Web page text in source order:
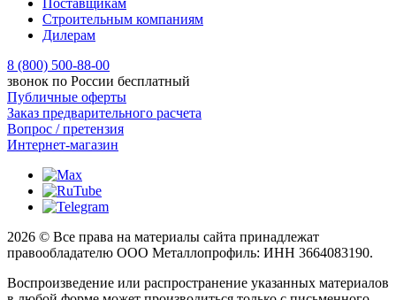
Строительным компаниям
Дилерам
8 (800) 500-88-00
звонок по России бесплатный
Публичные оферты
Заказ предварительного расчета
Вопрос / претензия
Интернет-магазин
2026 © Все права на материалы сайта принадлежат
правообладателю ООО Металлопрофиль: ИНН 3664083190.
Воспроизведение или распространение указанных материалов